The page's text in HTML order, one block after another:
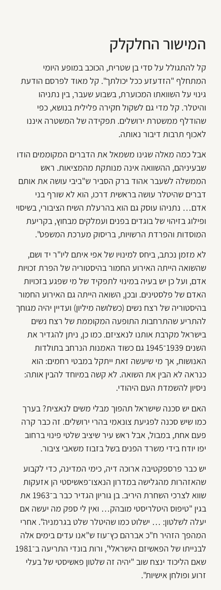
המישור החלקלק
קל להתגולל על סדי בן שטרית, הכוכב במופע היומי
המתחלף "הזדעזע ככל יכולתך". קל מאוד לפרסם הודעת
גינוי על השוואתו המכוערת, בשבוע שעבר, בין נתניהו
והיטלר. קל מדי גם לשקול חקירה פלילית בנושא, כפי
שהודלף ממשטרת ירושלים. תפקידה של המשטרה איננו
לאכוף תרבות דיבור נאותה.
אבל כמה מאלה שגינו משמאל את הדברים המקוממים הודו
שבעיניהם, ההשוואה אינה מנותקת מהמציאות. ראש
הממשלה לשעבר אהוד ברק הסביר ש"ביבי עושה את אותם
דברים שהיטלר עושה בראשית דרכו, הוא לא שורף בני
אדם… נתניהו עוסק גם הוא בהרעלת השיח הציבורי, בשיסוי
ופילוג בזיהוי של בוגדים בפנים ועמלקים מבחוץ, בקריעת
המוסדות והפרדת הרשויות, בריסוק מערכת המשפט".
לא מזמן נכתב, ביחס למינויו של אפי איתם ליו"ר יד ושם,
שהשואה הייתה האירוע החמור בהיסטוריה של הפרת זכויות
אדם, ועל כן יש בעיה במינוי לתפקיד של מי שפגע בזכויות
האדם של פלסטינים. ובכן, השואה הייתה גם האירוע החמור
בהיסטוריה של רצח נשים (כשלושה מיליון) ועדיין יהיה מגוחך
להתריע שהתרחבות התופעה המקוממת של רצח נשים
בישראל מקרבת אותנו לנאציזם. כמו כן, ניתן להגדיר את
השנים 1939־1945 גם כשוד האמנות הנרחב בתולדות
האנושות, אך מי שיעשה זאת ייתקל במבטי רחמים: הוא
כנראה לא הבין את השואה. לא קשה במיוחד להבין אותה:
ניסיון להשמדת העם היהודי.
האם יש סכנה שישראל תהפוך מבלי משים לנאצית? בערך
כמו שיש סכנה לפגיעת צונאמי בהרי ירושלים. זה כבר קרה
פעם אחת, במבול, אבל ראש עיר שיציב שלטי פינוי ברחוב
יפו יודח בידי משרד הפנים בשל בזבוז משאבי ציבור.
יש כבר פרספקטיבה ארוכה דיה, כימי המדינה, כדי לקבוע
שהאזהרות מהגלישה במדרון הנאצו־פאשיסטי הן אזעקות
שווא לצרכי השחרת היריב. בן גוריון הגדיר כבר ב־1963 את
בגין "טיפוס היטלריסטי מובהק… ואין לי ספק מה יעשה אם
יעלה לשלטון: … ישלוט כמו שהיטלר שלט בגרמניה". אחרי
המהפך הזהיר ח"כ אברהם כץ־עוז ש"אנו עדים בימים אלה
לבנייתו של הפאשיזם הישראלי", ורות בונדי התריעה ב־1981
שאם הליכוד ינצח שוב "יהיה זה שלטון פאשיסטי של בעלי
זרוע ופולחן אישיות".